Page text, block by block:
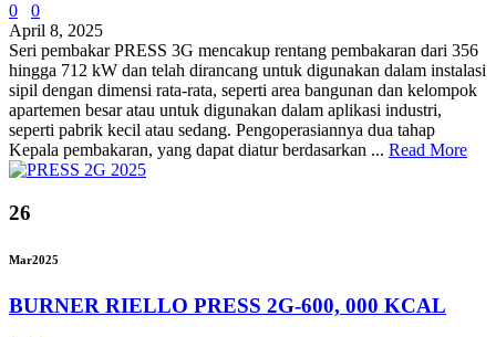
0
0
April 8, 2025
Seri pembakar PRESS 3G mencakup rentang pembakaran dari 356
hingga 712 kW dan telah dirancang untuk digunakan dalam instalasi
sipil dengan dimensi rata-rata, seperti area bangunan dan kelompok
apartemen besar atau untuk digunakan dalam aplikasi industri,
seperti pabrik kecil atau sedang. Pengoperasiannya dua tahap
Kepala pembakaran, yang dapat diatur berdasarkan ... Read More
26
Mar2025
BURNER RIELLO PRESS 2G-600, 000 KCAL